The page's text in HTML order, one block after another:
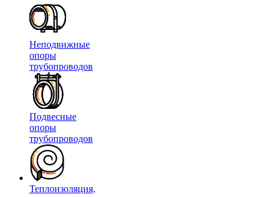
Неподвижные
опоры
трубопроводов
Подвесные
опоры
трубопроводов
Теплоизоляция,